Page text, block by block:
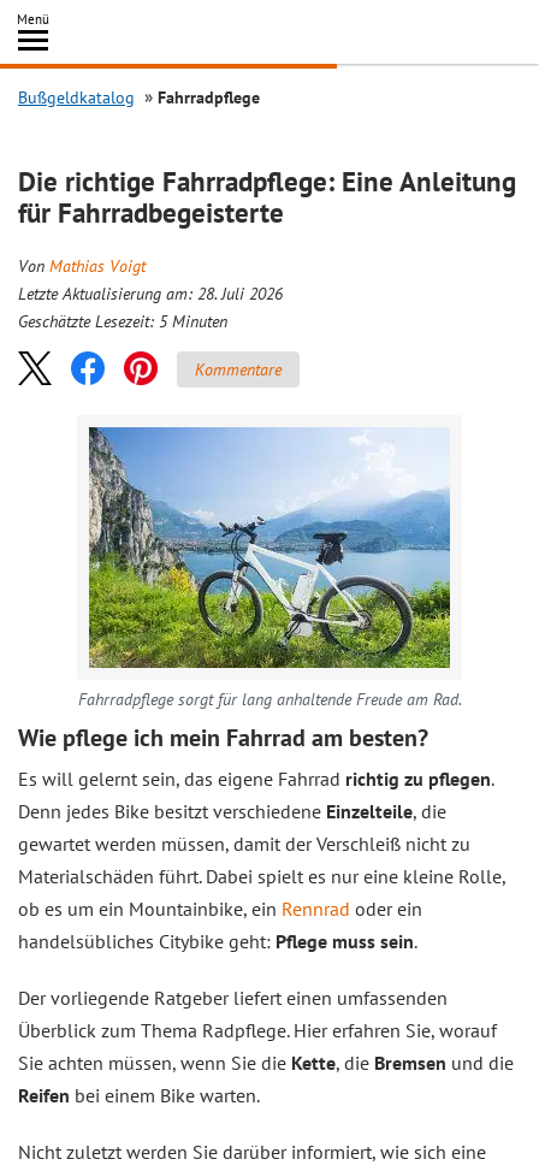
Inhalt
springen
Menü
Search
Bußgeldkatalog Fahrradpflege
Die richtige Fahrradpflege: Eine Anleitung
für Fahrradbegeisterte
Von Mathias Voigt
Letzte Aktualisierung am: 28. Juli 2026
Geschätzte Lesezeit: 5 Minuten
Kommentare
Fahrradpflege sorgt für lang anhaltende Freude am Rad.
Wie pflege ich mein Fahrrad am besten?
Es will gelernt sein, das eigene Fahrrad richtig zu pflegen.
Denn jedes Bike besitzt verschiedene Einzelteile, die
gewartet werden müssen, damit der Verschleiß nicht zu
Materialschäden führt. Dabei spielt es nur eine kleine Rolle,
ob es um ein Mountainbike, ein Rennrad oder ein
handelsübliches Citybike geht: Pflege muss sein.
Der vorliegende Ratgeber liefert einen umfassenden
Überblick zum Thema Radpflege. Hier erfahren Sie, worauf
Sie achten müssen, wenn Sie die Kette, die Bremsen und die
Reifen bei einem Bike warten.
Nicht zuletzt werden Sie darüber informiert, wie sich eine